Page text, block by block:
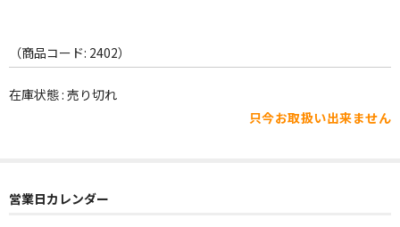
WORLD
その他
Webのみ no.1
（商品コード: 2402）
在庫状態 : 売り切れ
只今お取扱い出来ません
営業日カレンダー